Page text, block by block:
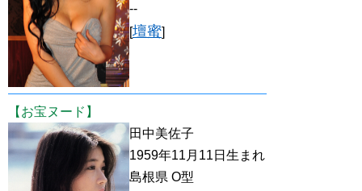
--
[壇蜜]
【お宝ヌード】
田中美佐子
1959年11月11日生まれ
島根県 O型